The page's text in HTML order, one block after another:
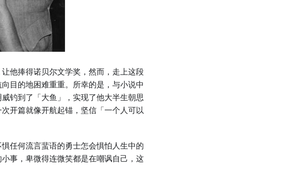
他捧得诺贝尔文学奖，然而，走上这段
目的地困难重重。所幸的是，与小说中
钓到了「大鱼」，实现了他大半生朝思
开篇就像开航起锚，坚信「一个人可以
任何流言蜚语的勇士怎会惧怕人生中的
事，卑微得连微笑都是在嘲讽自己，这